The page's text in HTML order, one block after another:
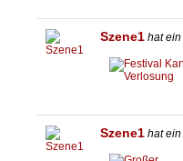
Szene1 hat
Szene1 hat